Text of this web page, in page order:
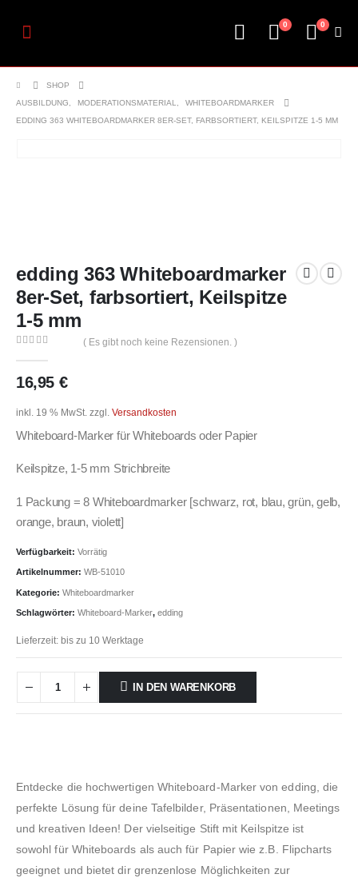
0 0
SHOP
AUSBILDUNG
MODERATIONSMATERIAL
WHITEBOARDMARKER
EDDING 363 WHITEBOARDMARKER 8ER-SET, FARBSORTIERT, KEILSPITZE 1-5 MM
edding 363 Whiteboardmarker
8er-Set, farbsortiert, Keilspitze
1-5 mm
( Es gibt noch keine Rezensionen. )
16,95 €
inkl. 19 % MwSt. zzgl. Versandkosten
Whiteboard-Marker für Whiteboards oder Papier
Keilspitze, 1-5 mm Strichbreite
1 Packung = 8 Whiteboardmarker [schwarz, rot, blau, grün, gelb,
orange, braun, violett]
Verfügbarkeit: Vorrätig
Artikelnummer: WB-51010
Kategorie: Whiteboardmarker
Schlagwörter: Whiteboard-Marker, edding
Lieferzeit: bis zu 10 Werktage
IN DEN WARENKORB
Entdecke die hochwertigen Whiteboard-Marker von edding, die
perfekte Lösung für deine Tafelbilder, Präsentationen, Meetings
und kreativen Ideen! Der vielseitige Stift mit Keilspitze ist
sowohl für Whiteboards als auch für Papier wie z.B. Flipcharts
geeignet und bietet dir grenzenlose Möglichkeiten zur